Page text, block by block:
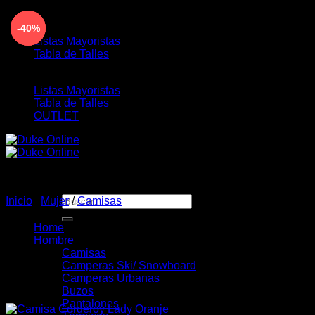
Saltar
al
contenido
ENVÍO GRATIS PARA COMPRAS MAYORES A
Listas Mayoristas
Tabla de Talles
Listas Mayoristas
Tabla de Talles
OUTLET
Buscar
por:
Home
Hombre
Camisas
Camperas Ski/ Snowboard
Camperas Urbanas
Buzos
Pantalones
Inicio Mujer / Camisas
-40%
-40%
-40%
-40%
-40%
-40%
-40%
-40%